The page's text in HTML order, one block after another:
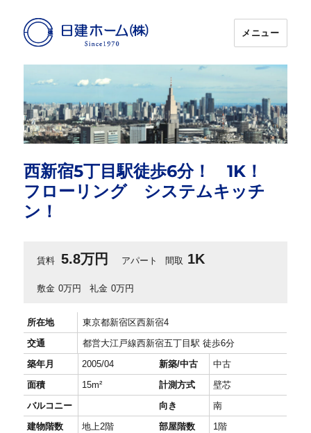
日建ホーム
メニュー
西新宿5丁目駅徒歩6分！ 1K！
フローリング システムキッチ
ン！
賃料 5.8万円 アパート 間取 1K
敷金 0万円 礼金 0万円
所在地
東京都新宿区西新宿4
交通
都営大江戸線西新宿五丁目駅 徒歩6分
築年月
2005/04 新築/中古
中古
面積
15m² 計測方式
壁芯
バルコニー
向き
南
建物階数
地上2階 部屋階数
1階